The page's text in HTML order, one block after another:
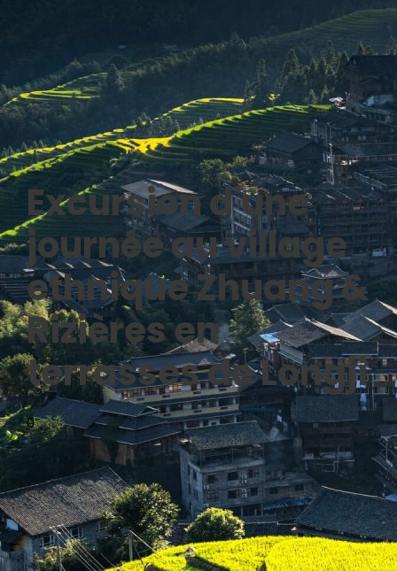
Excursion d'une
journée au village
ethnique Zhuang &
Rizières en
terrasses de Longji
0